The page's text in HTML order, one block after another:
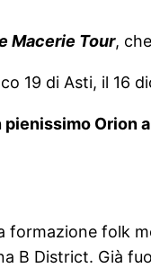
Macerie Tour,
19 di Asti, il
formazione folk
District. Già